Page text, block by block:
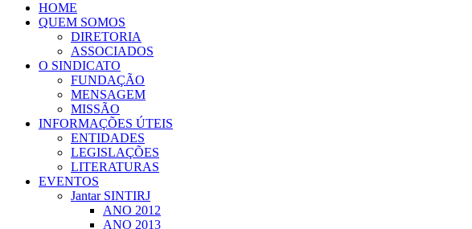
HOME
QUEM SOMOS
DIRETORIA
ASSOCIADOS
O SINDICATO
FUNDAÇÃO
MENSAGEM
MISSÃO
INFORMAÇÕES ÚTEIS
ENTIDADES
LEGISLAÇÕES
LITERATURAS
EVENTOS
Jantar SINTIRJ
ANO 2012
ANO 2013